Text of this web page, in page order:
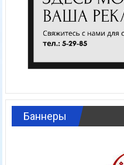
Баннеры